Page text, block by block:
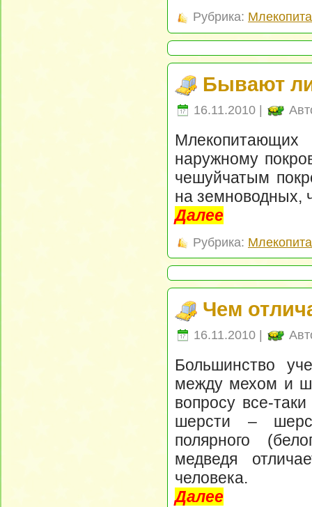
Рубрика:
Бывают
16.11.2010 |
наружному
чешуйчатым
на земноводных,
Далее
Рубрика:
Чем
16.11.2010 |
Большинство
между мехом и
вопросу все-
шерсти –
полярного
медведя
человека.
Далее